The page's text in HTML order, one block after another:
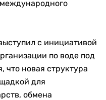
с инициативой
по воде под
что новая структура
для
обмена